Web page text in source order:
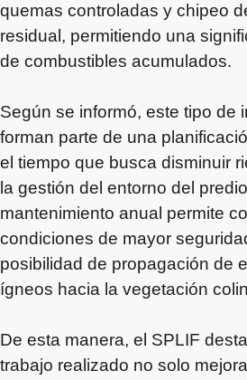
quemas controladas y chipeo
residual, permitiendo una
de combustibles acumulados.
Según se informó, este tipo de
forman parte de una
el tiempo que busca disminuir
la gestión del entorno del
mantenimiento anual permite
condiciones de mayor
posibilidad de propagación de
ígneos hacia la vegetación
De esta manera, el SPLIF
trabajo realizado no solo